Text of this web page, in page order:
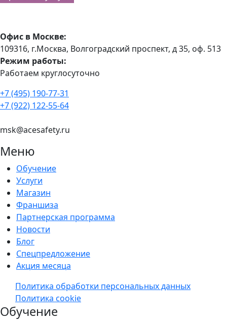
Офис в Москве:
109316, г.Москва, Волгоградский проспект, д 35, оф. 513
Режим работы:
Работаем круглосуточно
+7 (495) 190-77-31
+7 (922) 122-55-64
msk@acesafety.ru
Меню
Обучение
Услуги
Магазин
Франшиза
Партнерская программа
Новости
Блог
Спецпредложение
Акция месяца
Политика обработки персональных данных
Политика cookie
Обучение